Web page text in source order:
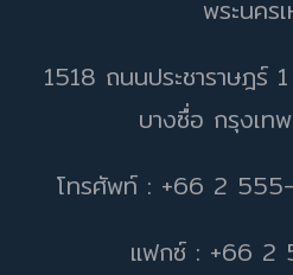
พระนคร
1518 ถนนประชาราษฎร์
บางซื่อ กรุงเ
โทรศัพท์ : +66 2
แฟกซ์ : +66 2